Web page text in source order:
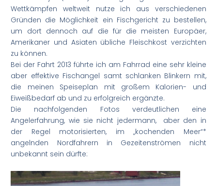
Wettkämpfen weltweit nutze ich aus verschiedenen
Gründen die Möglichkeit ein Fischgericht zu bestellen,
um dort dennoch auf die für die meisten Europäer,
Amerikaner und Asiaten übliche Fleischkost verzichten
zu können.
Bei der Fahrt 2013 führte ich am Fahrrad eine sehr kleine
aber effektive Fischangel samt schlanken Blinkern mit,
die meinen Speiseplan mit großem Kalorien- und
Eiweißbedarf ab und zu erfolgreich ergänzte.
Die nachfolgenden Fotos verdeutlichen eine
Angelerfahrung, wie sie nicht jedermann, aber den in
der Regel motorisierten, im „kochenden Meer“*
angelnden Nordfahrern in Gezeitenströmen nicht
unbekannt sein dürfte: